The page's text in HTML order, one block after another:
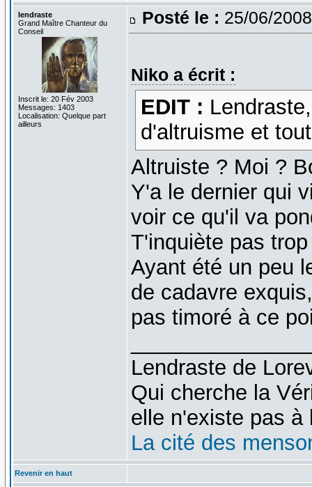
lendraste
Grand Maître Chanteur du
Conseil
Inscrit le: 20 Fév 2003
Messages: 1403
Localisation: Quelque part
ailleurs
Posté le : 25/06/
Niko a écrit :
EDIT :
d'altruisme et
Altruiste ? Moi ?
Y'a le dernier qui
voir ce qu'il va
T'inquiète pas
Ayant été un peu
de cadavre
pas timoré à ce
Lendraste de
Qui cherche la
elle n'existe pas à
La cité des
Revenir en haut